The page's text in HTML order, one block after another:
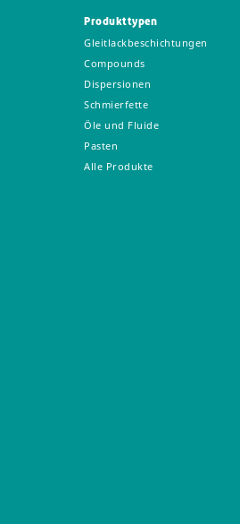
Produkttypen
Gleitlackbeschichtungen
Compounds
Dispersionen
Schmierfette
Öle und Fluide
Pasten
Alle Produkte